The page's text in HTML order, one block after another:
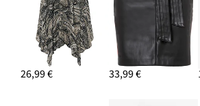
26,99 € 33,99 €